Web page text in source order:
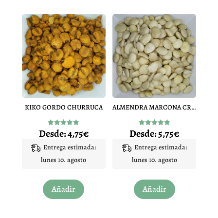
KIKO GORDO CHURRUCA
Valorado
con
de 5
Desde:4,75€
Entrega estimada:
lunes 10. agosto
Añadir
producto
ALMENDRA MARCONA CRUDA PELADA
Valorado
con
de 5
Desde:5,75€
Entrega estimada:
lunes 10. agosto
Añadir
producto